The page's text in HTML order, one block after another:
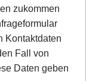
zukommen
Kontaktdaten
Fall von
Daten geben